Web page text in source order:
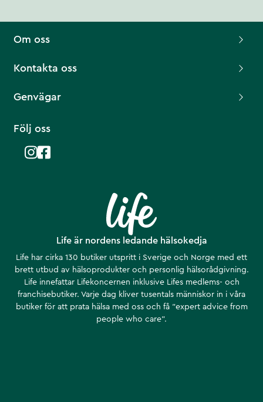
Life är nordens ledande hälsokedja
Life har cirka 130 butiker utspritt i Sverige och Norge med ett
brett utbud av hälsoprodukter och personlig hälsorådgivning.
Life innefattar Lifekoncernen inklusive Lifes medlems- och
franchisebutiker. Varje dag kliver tusentals människor in i våra
butiker för att prata hälsa med oss och få ”expert advice from
people who care”.
Om oss
Kontakta oss
Genvägar
Följ oss